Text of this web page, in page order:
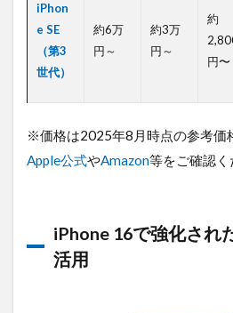
iPhon
e SE
（第3
世代）
約6万
円～
約3万
円～
約
円〜
※価格は2025年8月時点の参考価
Apple公式やAmazon等をご確認く
iPhone 16で強化され
活用